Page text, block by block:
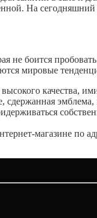
На
не боится
мировые
высокого
сдержанная
магазине по